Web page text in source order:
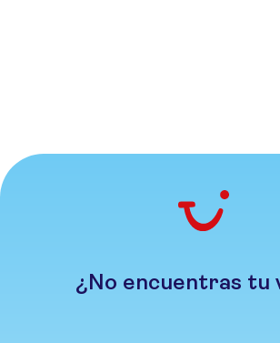
¿No encuentras tu